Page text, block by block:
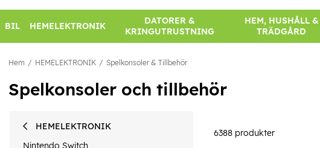
BIL HEMELEKTRONIK
DATORER &
KRINGUTRUSTNING
HEM, HUSHÅLL &
TRÄDGÅRD
Hem HEMELEKTRONIK Spelkonsoler & Tillbehör
Spelkonsoler och tillbehör
HEMELEKTRONIK
Nintendo Switch
6388 produkter